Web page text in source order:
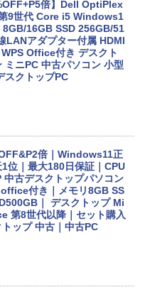
古ノートパソコン 第8世代
LIFEBOOK A579/B メモ
15.6インチ HDMI テ
初期設定済 すぐ使え
無料 2営業日以内に発送
シリーズ 15.6インチ Co
メモリ8 GSSD128G Wind
ライブ Bluetooth HDMI O
パソコン 中古ノートPC 整
倍】Dell OptiPlex
9世代 Core i5 Windows1
8GB/16GB SSD 256GB/51
LANアダプター付属 HDMI
Office付き デスクト
ミニPC 中古パソコン 小型
スクトップPC
倍｜Windows11正
位｜最大180日保証｜CPU
中古デスクトップパソコン
付き｜メモリ8GB SS
｜ デスクトップ Mi
第8世代以降｜セット購入
ップ 中古｜中古PC